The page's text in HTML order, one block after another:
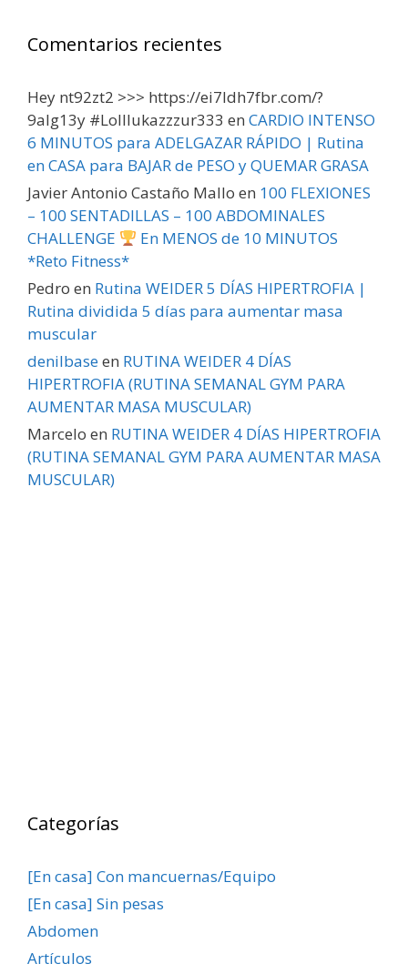
Comentarios recientes
Hey nt92zt2 >>> https://ei7ldh7fbr.com/?
9alg13y #Lolllukazzzur333 en CARDIO INTENSO
6 MINUTOS para ADELGAZAR RÁPIDO | Rutina
en CASA para BAJAR de PESO y QUEMAR GRASA
Javier Antonio Castaño Mallo en 100 FLEXIONES
– 100 SENTADILLAS – 100 ABDOMINALES
CHALLENGE
En MENOS de 10 MINUTOS
*Reto Fitness*
Pedro en Rutina WEIDER 5 DÍAS HIPERTROFIA |
Rutina dividida 5 días para aumentar masa
muscular
denilbaseen RUTINA WEIDER 4 DÍAS
HIPERTROFIA (RUTINA SEMANAL GYM PARA
AUMENTAR MASA MUSCULAR)
Marcelo en RUTINA WEIDER 4 DÍAS HIPERTROFIA
(RUTINA SEMANAL GYM PARA AUMENTAR MASA
MUSCULAR)
Categorías
[En casa] Con mancuernas/Equipo
[En casa] Sin pesas
Abdomen
Artículos